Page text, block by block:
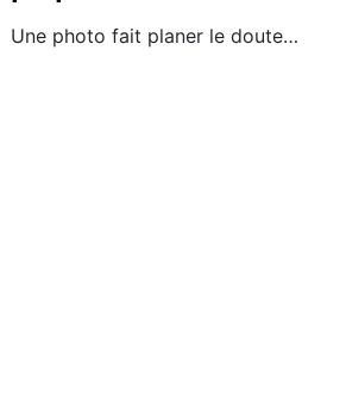
​Une photo fait planer le doute…